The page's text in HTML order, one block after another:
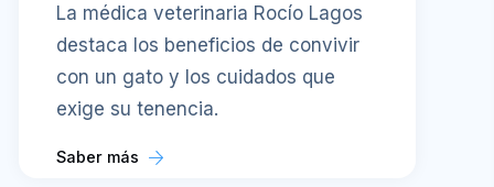
La médica veterinaria Rocío Lagos
destaca los beneficios de convivir
con un gato y los cuidados que
exige su tenencia.
Saber más